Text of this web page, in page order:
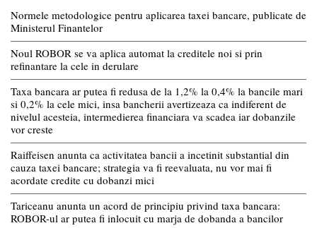
Normele metodologice pentru aplicarea taxei bancare, publicate de
Ministerul Finantelor
Noul ROBOR se va aplica automat la creditele noi si prin
refinantare la cele in derulare
Taxa bancara ar putea fi redusa de la 1,2% la 0,4% la bancile mari
si 0,2% la cele mici, insa bancherii avertizeaza ca indiferent de
nivelul acesteia, intermedierea financiara va scadea iar dobanzile
vor creste
Raiffeisen anunta ca activitatea bancii a incetinit substantial din
cauza taxei bancare; strategia va fi reevaluata, nu vor mai fi
acordate credite cu dobanzi mici
Tariceanu anunta un acord de principiu privind taxa bancara:
ROBOR-ul ar putea fi inlocuit cu marja de dobanda a bancilor